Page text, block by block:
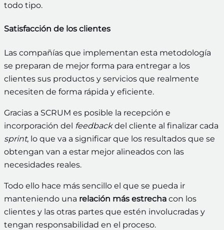
todo tipo.
Satisfacción de los clientes
Las compañías que implementan esta metodología
se preparan de mejor forma para entregar a los
clientes sus productos y servicios que realmente
necesiten de forma rápida y eficiente.
Gracias a SCRUM es posible la recepción e
incorporación del feedbackdel cliente al finalizar cada
sprint, lo que va a significar que los resultados que se
obtengan van a estar mejor alineados con las
necesidades reales.
Todo ello hace más sencillo el que se pueda ir
manteniendo una relación más estrecha con los
clientes y las otras partes que estén involucradas y
tengan responsabilidad en el proceso.